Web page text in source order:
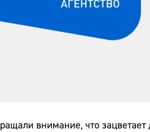
внимание, что